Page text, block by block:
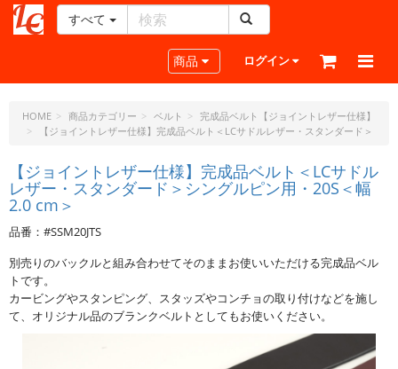
ー
ラ
フ
ド
ッ
ト・
ジ
ー
ピ
ー
すべて
Toggle navigation
商品 ログイン
HOME 商品カテゴリー ベルト
完成品ベルト【ジョイントレザー仕様】
【ジョイントレザー仕様】完成品ベルト＜LCサドルレザー・スタンダード＞
【ジョイントレザー仕様】完成品ベルト＜LCサドル
レザー・スタンダード＞シングルピン用・20S＜幅
2.0 cm＞
品番：#SSM20JTS
別売りのバックルと組み合わせてそのままお使いいただける完成品ベル
トです。
カービングやスタンピング、スタッズやコンチョの取り付けなどを施し
て、オリジナル品のブランクベルトとしてもお使いください。